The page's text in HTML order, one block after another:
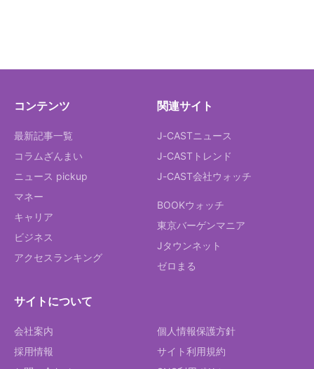
コンテンツ
最新記事一覧
コラムざんまい
ニュース pickup
マネー
キャリア
ビジネス
アクセスランキング
関連サイト
J-CASTニュース
J-CASTトレンド
J-CAST会社ウォッチ
BOOKウォッチ
東京バーゲンマニア
Jタウンネット
ゼロまる
サイトについて
会社案内
採用情報
個人情報保護方針
サイト利用規約